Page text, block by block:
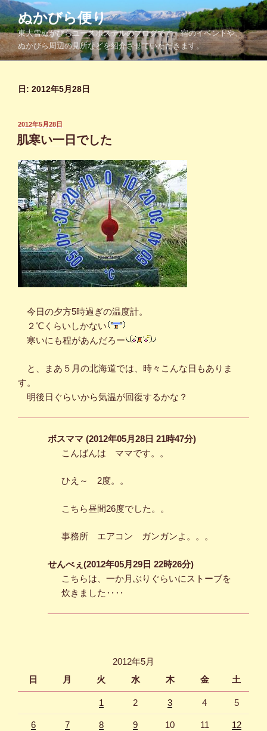
コ
ン
テ
ン
ツ
ぬかびら便り
東大雪ぬかびらユースホステルのブログです。宿のイベントや、
ぬかびら周辺の見所などを紹介させていただきます。
日: 2012年5月28日
投
稿
日:
2012年5月28日
肌寒い一日でした
今日の夕方5時過ぎの温度計。
２℃くらいしかない
寒いにも程があんだろー
と、まあ５月の北海道では、時々こんな日もありま
す。
明後日ぐらいから気温が回復するかな？
ボスママ (2012年05月28日 21時47分)
こんばんは ママです。。
ひえ～ 2度。。
こちら昼間26度でした。。
事務所 エアコン ガンガンよ。。。
せんべぇ(2012年05月29日 22時26分)
こちらは、一か月ぶりぐらいにストーブを
炊きました‥‥
2012年5月
日
月 火 水 木 金 土
1 2 3 4 5
6 7 8 9 10 11 12